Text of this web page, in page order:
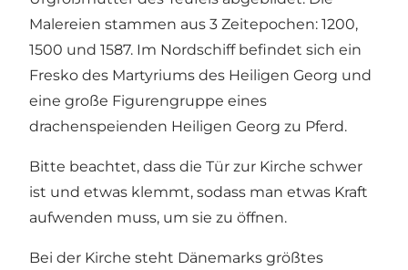
Malereien stammen aus 3 Zeitepochen: 1200,
1500 und 1587. Im Nordschiff befindet sich ein
Fresko des Martyriums des Heiligen Georg und
eine große Figurengruppe eines
drachenspeienden Heiligen Georg zu Pferd.
Bitte beachtet, dass die Tür zur Kirche schwer
ist und etwas klemmt, sodass man etwas Kraft
aufwenden muss, um sie zu öffnen.
Bei der Kirche steht Dänemarks größtes